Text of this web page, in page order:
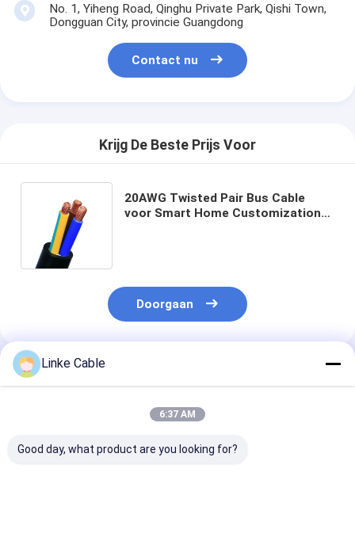
No. 1, Yiheng Road, Qinghu Private Park, Qishi Town,
Dongguan City, provincie Guangdong
Contact nu
Krijg De Beste Prijs Voor
20AWG Twisted Pair Bus Cable
voor Smart Home Customization
Doorgaan
Geadviseerde Producten
Linke Cable
6:37 AM
Good day, what product are you looking for?